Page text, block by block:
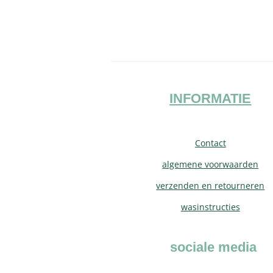
INFORMATIE
Contact
algemene voorwaarden
verzenden en retourneren
wasinstructies
sociale media